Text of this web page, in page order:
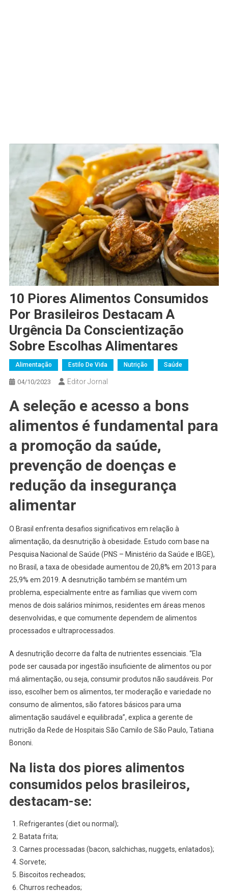
10 Piores Alimentos Consumidos
Por Brasileiros Destacam A
Urgência Da Conscientização
Sobre Escolhas Alimentares
Alimentação Estilo De Vida Nutrição Saúde
04/10/2023 Editor Jornal
A seleção e acesso a bons
alimentos é fundamental para
a promoção da saúde,
prevenção de doenças e
redução da insegurança
alimentar
O Brasil enfrenta desafios significativos em relação à
alimentação, da desnutrição à obesidade. Estudo com base na
Pesquisa Nacional de Saúde (PNS – Ministério da Saúde e IBGE),
no Brasil, a taxa de obesidade aumentou de 20,8% em 2013 para
25,9% em 2019. A desnutrição também se mantém um
problema, especialmente entre as famílias que vivem com
menos de dois salários mínimos, residentes em áreas menos
desenvolvidas, e que comumente dependem de alimentos
processados e ultraprocessados.
A desnutrição decorre da falta de nutrientes essenciais. “Ela
pode ser causada por ingestão insuficiente de alimentos ou por
má alimentação, ou seja, consumir produtos não saudáveis. Por
isso, escolher bem os alimentos, ter moderação e variedade no
consumo de alimentos, são fatores básicos para uma
alimentação saudável e equilibrada”, explica a gerente de
nutrição da Rede de Hospitais São Camilo de São Paulo, Tatiana
Bononi.
Na lista dos piores alimentos
consumidos pelos brasileiros,
destacam-se:
Refrigerantes (diet ou normal);
Batata frita;
Carnes processadas (bacon, salchichas, nuggets, enlatados);
Sorvete;
Biscoitos recheados;
Churros recheados;